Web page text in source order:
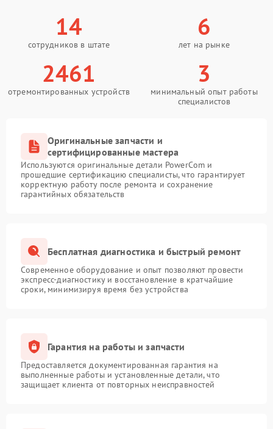
14
сотрудников в штате
6
лет на рынке
2461
отремонтированных устройств
3
минимальный опыт работы
специалистов
Оригинальные запчасти и
сертифицированные мастера
Используются оригинальные детали PowerCom и
прошедшие сертификацию специалисты, что гарантирует
корректную работу после ремонта и сохранение
гарантийных обязательств
Бесплатная диагностика и быстрый ремонт
Современное оборудование и опыт позволяют провести
экспресс-диагностику и восстановление в кратчайшие
сроки, минимизируя время без устройства
Гарантия на работы и запчасти
Предоставляется документированная гарантия на
выполненные работы и установленные детали, что
защищает клиента от повторных неисправностей